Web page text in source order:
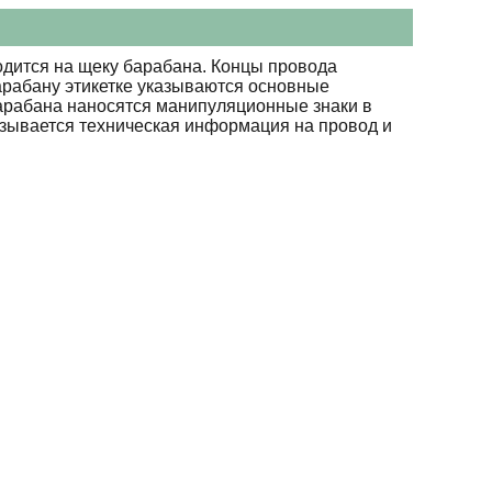
на щеку барабана. Концы провода
этикетке указываются основные
наносятся манипуляционные знаки в
техническая информация на провод и